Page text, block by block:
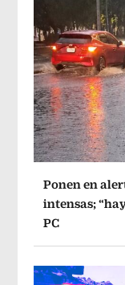
Ponen en
intensas;
PC